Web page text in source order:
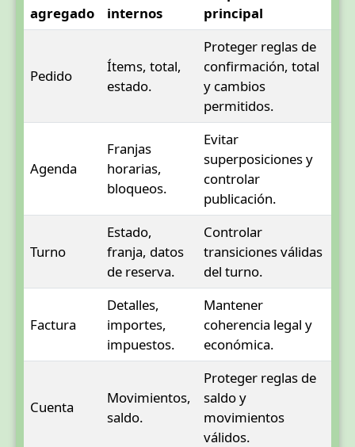
agregado
internos
principal
Pedido
Ítems, total,
estado.
Proteger reglas de
confirmación, total
y cambios
permitidos.
Agenda
Franjas
horarias,
bloqueos.
Evitar
superposiciones y
controlar
publicación.
Turno
Estado,
franja, datos
de reserva.
Controlar
transiciones válidas
del turno.
Factura
Detalles,
importes,
impuestos.
Mantener
coherencia legal y
económica.
Cuenta
Movimientos,
saldo.
Proteger reglas de
saldo y
movimientos
válidos.